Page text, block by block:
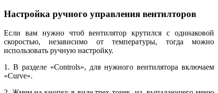
Настройка ручного управления вентилторов
Если вам нужно чтоб вентилятор крутился с одинаковой
скоростью, независимо от температуры, тогда можно
использовать ручную настройку.
1. В разделе «Controls», для нужного вентилятора включаем
«Curve».